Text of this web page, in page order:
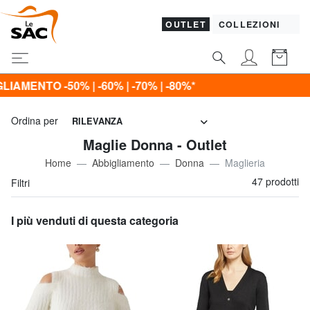
OUTLET COLLEZIONI
-80%*
Ordina per RILEVANZA
Maglie Donna - Outlet
Home Abbigliamento Donna
Maglieria
Filtri
47 prodotti
I più venduti di questa categoria